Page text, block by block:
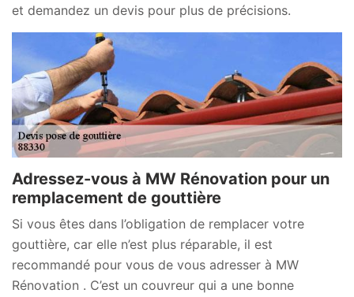
et demandez un devis pour plus de précisions.
Adressez-vous à MW Rénovation pour un
remplacement de gouttière
Si vous êtes dans l’obligation de remplacer votre
gouttière, car elle n’est plus réparable, il est
recommandé pour vous de vous adresser à MW
Rénovation . C’est un couvreur qui a une bonne